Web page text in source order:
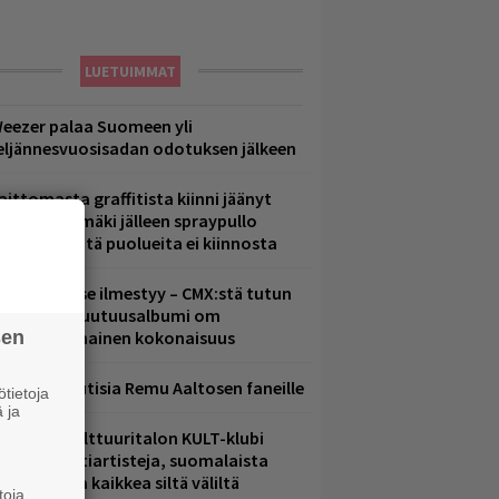
LUETUIMMAT
palaa Suomeen yli
odotuksen jälkeen
graffitista kiinni jäänyt
Arhinmäki jälleen spraypullo
– näitä puolueita ei kiinnosta
Huomenna se ilmestyy – CMX:stä tutun
Yrjänän uutuusalbumi om
kokonaisuus
uutisia Remu Aaltosen faneille
Helsingin Kulttuuritalon KULT-klubi
kulttiartisteja, suomalaista
ja kaikkea siltä väliltä
ja